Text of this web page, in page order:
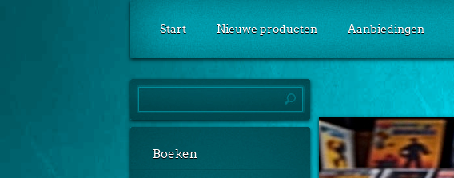
Start Nieuwe producten Aanbiedingen
Boeken